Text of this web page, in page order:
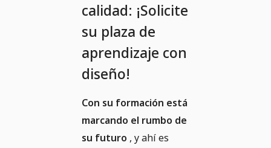
calidad: ¡Solicite
su plaza de
aprendizaje con
diseño!
Con su formación está
marcando el rumbo de
su futuro , y ahí es